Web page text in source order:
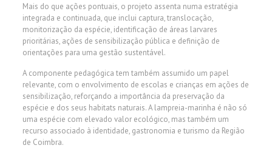
Mais do que ações pontuais, o projeto assenta numa estratégia
integrada e continuada, que inclui captura, translocação,
monitorização da espécie, identificação de áreas larvares
prioritárias, ações de sensibilização pública e definição de
orientações para uma gestão sustentável.
A componente pedagógica tem também assumido um papel
relevante, com o envolvimento de escolas e crianças em ações de
sensibilização, reforçando a importância da preservação da
espécie e dos seus habitats naturais. A lampreia-marinha é não só
uma espécie com elevado valor ecológico, mas também um
recurso associado à identidade, gastronomia e turismo da Região
de Coimbra.